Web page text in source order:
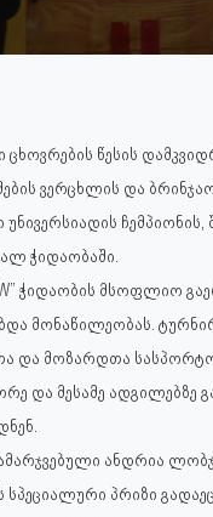
ცხოვრების წესის
ვერცხლის და
ჭიდაობაში.
ჭიდაობის მსოფლიო
მონაწილეობას.
და მოზარდთა
და მესამე
ანდრია
პრიზი